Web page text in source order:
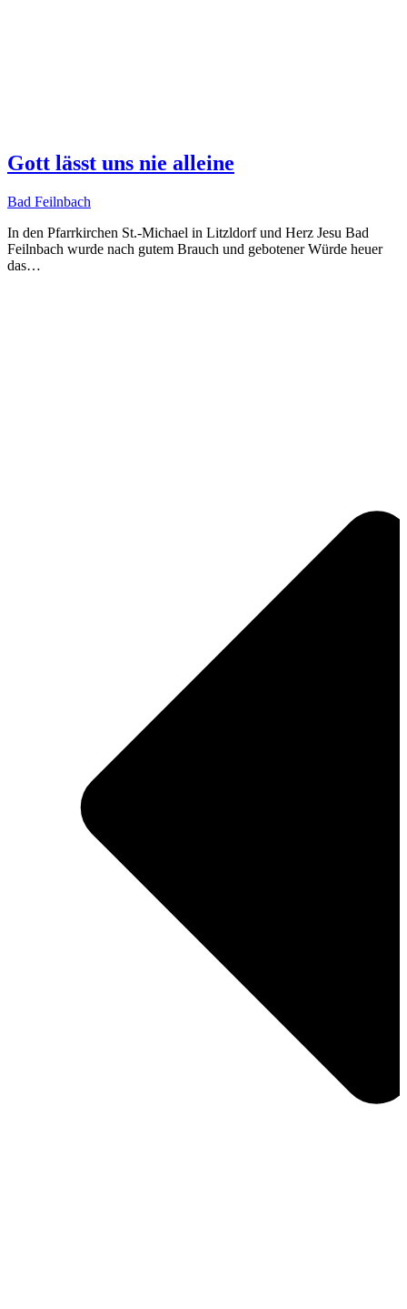
Gott lässt uns nie alleine
Bad Feilnbach
In den Pfarrkirchen St.-Michael in Litzldorf und Herz Jesu Bad
Feilnbach wurde nach gutem Brauch und gebotener Würde heuer
das…